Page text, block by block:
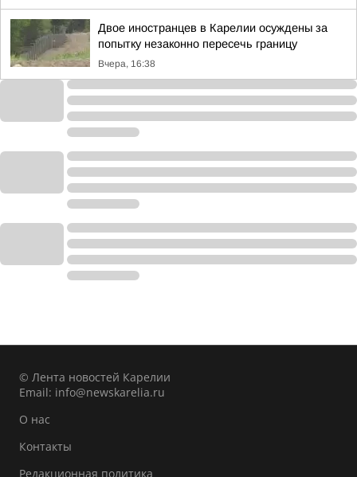
Двое иностранцев в Карелии осуждены за
попытку незаконно пересечь границу
Вчера, 16:38
© Лента новостей Карелии
Email: info@newskarelia.ru
О нас
Контакты
Редакционная политика